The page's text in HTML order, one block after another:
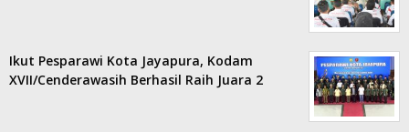
Ikut Pesparawi Kota Jayapura, Kodam
XVII/Cenderawasih Berhasil Raih Juara 2